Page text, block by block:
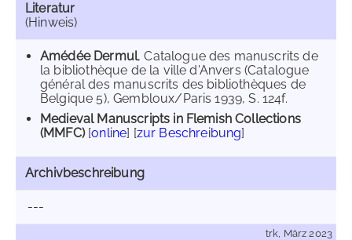
Literatur
(Hinweis)
Amédée Dermul, Catalogue des manuscrits de
la bibliothèque de la ville d'Anvers (Catalogue
général des manuscrits des bibliothèques de
Belgique 5), Gembloux/Paris 1939, S. 124f.
Medieval Manuscripts in Flemish Collections
(MMFC)[online] [zur Beschreibung]
Archivbeschreibung
---
trk, März 2023